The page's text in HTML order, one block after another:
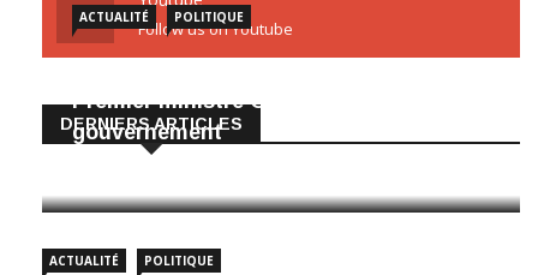
Follow us on Youtube
DERNIERS ARTICLES
ACTUALITÉ POLITIQUE
Premier ministre Ousmane Sonko et du
gouvernement
ACTUALITÉ POLITIQUE